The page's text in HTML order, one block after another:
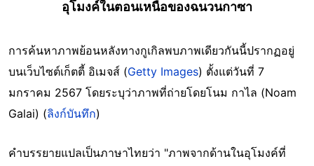
อุโมงค์ในตอนเหนือของฉนวนกาซา
การค้นหาภาพย้อนหลังทางกูเกิลพบภาพเดียวกันนี้ปรากฏอยู่
บนเว็บไซต์เก็ตตี้ อิเมจส์ (Getty Images) ตั้งแต่วันที่ 7
มกราคม 2567 โดยระบุว่าภาพที่ถ่ายโดยโนม กาไล (Noam
Galai) (ลิงก์บันทึก)
คำบรรยายแปลเป็นภาษาไทยว่า "ภาพจากด้านในอุโมงค์ที่